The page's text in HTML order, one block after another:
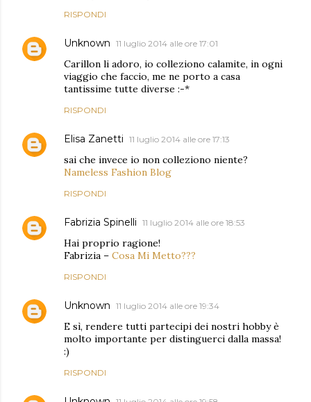
RISPONDI
Unknown 11 luglio 2014 alle ore 17:01
Carillon li adoro, io colleziono calamite, in ogni
viaggio che faccio, me ne porto a casa
tantissime tutte diverse :-*
RISPONDI
Elisa Zanetti 11 luglio 2014 alle ore 17:13
sai che invece io non colleziono niente?
Nameless Fashion Blog
RISPONDI
Fabrizia Spinelli 11 luglio 2014 alle ore 18:53
Hai proprio ragione!
Fabrizia – Cosa Mi Metto???
RISPONDI
Unknown 11 luglio 2014 alle ore 19:34
E sì, rendere tutti partecipi dei nostri hobby è
molto importante per distinguerci dalla massa!
:)
RISPONDI